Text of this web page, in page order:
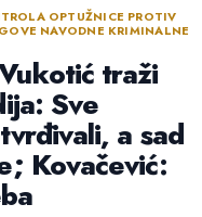
OPTUŽNICE PROTIV
NAVODNE KRIMINALNE
traži
Sve
a sad
Kovačević: